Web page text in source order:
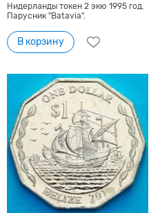
Нидерланды токен 2 экю 1995 год.
Парусник "Batavia".
В корзину